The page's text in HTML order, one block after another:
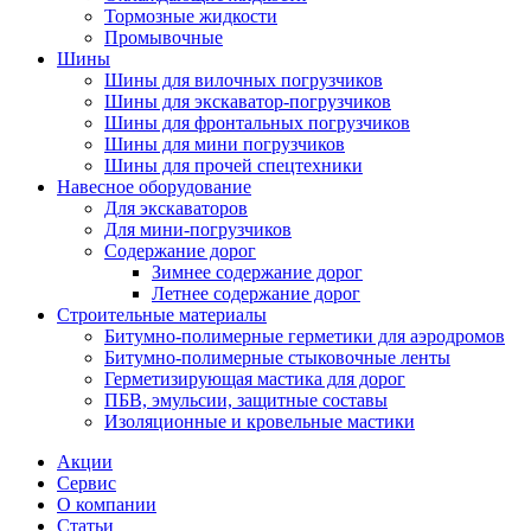
Тормозные жидкости
Промывочные
Шины
Шины для вилочных погрузчиков
Шины для экскаватор-погрузчиков
Шины для фронтальных погрузчиков
Шины для мини погрузчиков
Шины для прочей спецтехники
Навесное оборудование
Для экскаваторов
Для мини-погрузчиков
Содержание дорог
Зимнее содержание дорог
Летнее содержание дорог
Строительные материалы
Битумно-полимерные герметики для аэродромов
Битумно-полимерные стыковочные ленты
Герметизирующая мастика для дорог
ПБВ, эмульсии, защитные составы
Изоляционные и кровельные мастики
Акции
Сервис
О компании
Статьи